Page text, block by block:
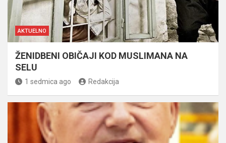
AKTUELNO
ŽENIDBENI OBIČAJI KOD MUSLIMANA NA
SELU
1 sedmica ago Redakcija